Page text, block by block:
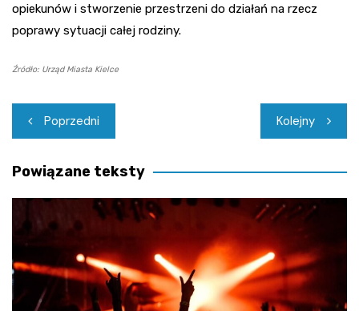
opiekunów i stworzenie przestrzeni do działań na rzecz
poprawy sytuacji całej rodziny.
Źródło: Urząd Miasta Kielce
Nawigacja
wpisu
Poprzedni Kolejny
Powiązane teksty